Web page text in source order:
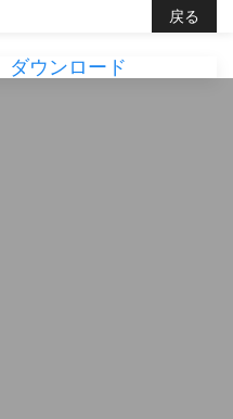
戻る
ダウンロード